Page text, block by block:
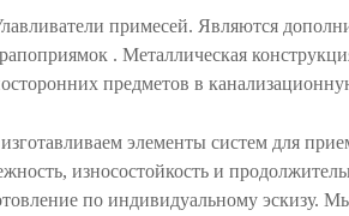
примесей. Являются
. Металлическая
предметов в
элементы систем для
износостойкость и
по индивидуальному эскизу.